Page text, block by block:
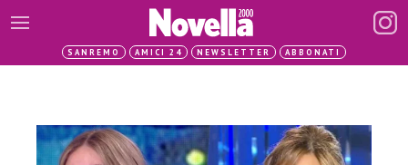
SANREMO AMICI 24 NEWSLETTER ABBONATI